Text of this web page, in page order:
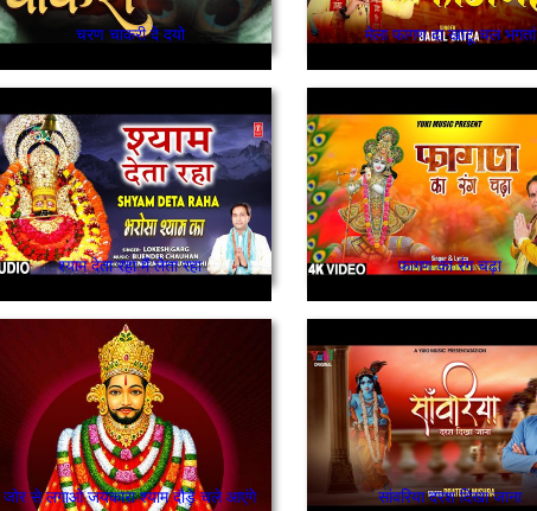
चरण चाकरी दे दयो मेला फागण दा खाटू चल भगतां
श्याम देता रहा मैं लेता रहा फागण का रंग चढ़ा
जोर से लगाओ जयकारा श्याम दौड़े चले आएंगे सांवरिया दरश दिखा जाना